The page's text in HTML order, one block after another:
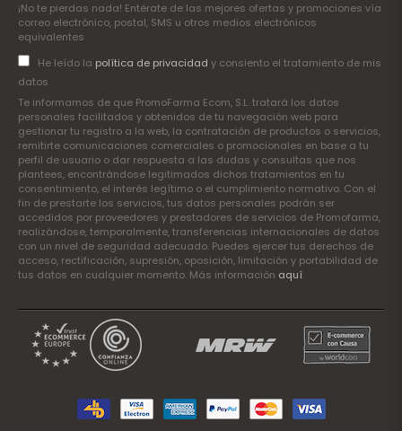
¡No te pierdas nada! Entérate de las mejores ofertas y promociones vía
correo electrónico, postal, SMS u otros medios electrónicos
equivalentes
He leído la política de privacidad y consiento el tratamiento de mis
datos
Te informamos de que PromoFarma Ecom, S.L. tratará los datos
personales facilitados y obtenidos de tu navegación web para
gestionar tu registro a la web, la contratación de productos o servicios,
remitirte comunicaciones comerciales o promocionales en base a tu
perfil de usuario o dar respuesta a las dudas y consultas que nos
plantees, encontrándose legitimados dichos tratamientos en tu
consentimiento, el interés legítimo o el cumplimiento normativo. Con el
fin de prestarte los servicios, tus datos personales podrán ser
accedidos por proveedores y prestadores de servicios de Promofarma,
realizándose, temporalmente, transferencias internacionales de datos
con un nivel de seguridad adecuado. Puedes ejercer tus derechos de
acceso, rectificación, supresión, oposición, limitación y portabilidad de
tus datos en cualquier momento. Más información aquí.